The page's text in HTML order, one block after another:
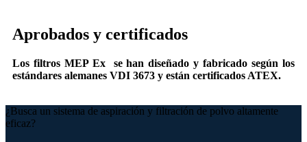
Aprobados y certificados
Los filtros MEP Ex se han diseñado y fabricado según los
estándares alemanes VDI 3673 y están certificados ATEX.
¿Busca un sistema de aspiración y filtración de polvo altamente
eficaz?